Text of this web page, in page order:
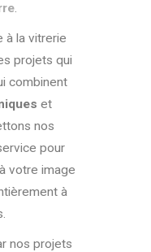
.
à la vitrerie
projets qui
combinent
et
nos
pour
votre image
à
nos projets